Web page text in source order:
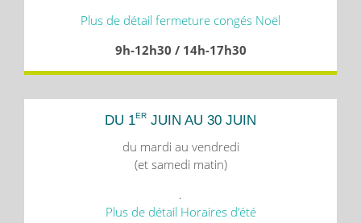
Plus de détail fermeture congés Noël
9h-12h30 / 14h-17h30
DU 1ER JUIN AU 30 JUIN
du mardi au vendredi
(et samedi matin)
.
Plus de détail Horaires d’été